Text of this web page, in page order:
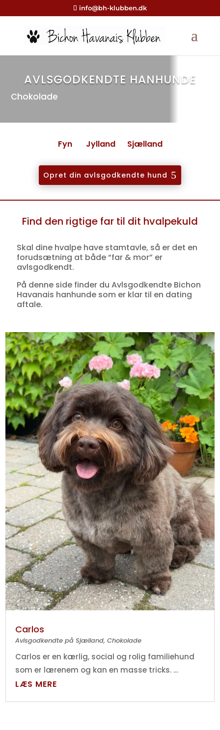
info@bh-klubben.dk
AVLSGODKENDTE HANHUNDE
Chokolade
Fyn Jylland Sjælland
Opret din avlsgodkendte hund
Find den rigtige far til dit hvalpekuld
Skal dine hvalpe have stamtavle, så er det en
forudsætning at både “far & mor” er
avlsgodkendt.
På denne side finder du Avlsgodkendte Bichon
Havanais hanhunde som er klar til en dating
aftale.
Carlos
Avlsgodkendte på Sjælland,Chokolade
Carlos er en kærlig, social og rolig familiehund
som er lærenem og kan en masse tricks. …
LÆS MERE